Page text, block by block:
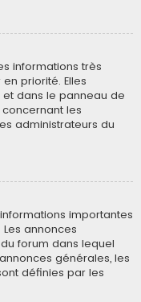
informations très
priorité. Elles
dans le panneau de
concernant les
administrateurs du
importantes
annonces
forum dans lequel
générales, les
définies par les